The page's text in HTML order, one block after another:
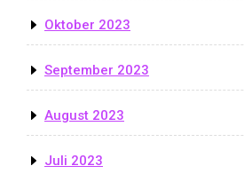
Oktober 2023
September 2023
August 2023
Juli 2023